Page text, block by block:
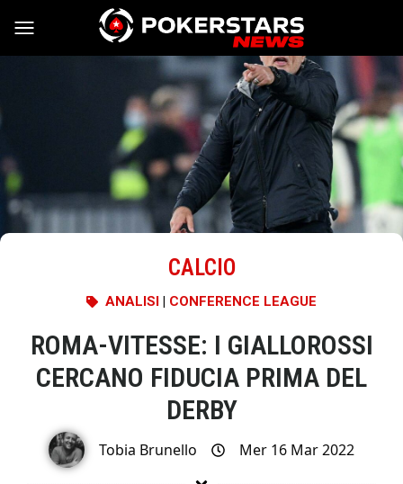
Vai al contenuto
CALCIO
ANALISI | CONFERENCE LEAGUE
ROMA-VITESSE: I GIALLOROSSI
CERCANO FIDUCIA PRIMA DEL
DERBY
Tobia Brunello Mer 16 Mar 2022